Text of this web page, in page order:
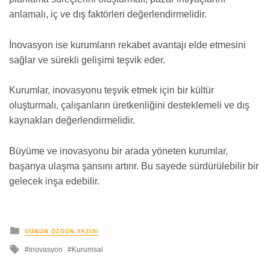
anlamalı, iç ve dış faktörleri değerlendirmelidir.
İnovasyon ise kurumların rekabet avantajı elde etmesini
sağlar ve sürekli gelişimi teşvik eder.
Kurumlar, inovasyonu teşvik etmek için bir kültür
oluşturmalı, çalışanların üretkenliğini desteklemeli ve dış
kaynakları değerlendirmelidir.
Büyüme ve inovasyonu bir arada yöneten kurumlar,
başarıya ulaşma şansını artırır. Bu sayede sürdürülebilir bir
gelecek inşa edebilir.
yayınlanan
GÜNÜN ÖZGÜN YAZISI
ileinovasyon Kurumsal